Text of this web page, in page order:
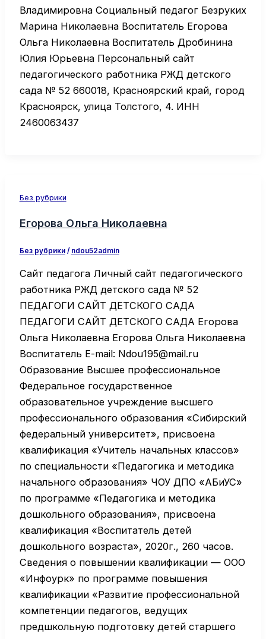
Владимировна Социальный педагог Безруких
Марина Николаевна Воспитатель Егорова
Ольга Николаевна Воспитатель Дробинина
Юлия Юрьевна Персональный сайт
педагогического работника РЖД детского
сада № 52 660018, Красноярский край, город
Красноярск, улица Толстого, 4. ИНН
2460063437
Без рубрики
Егорова Ольга Николаевна
Без рубрики/ ndou52admin
Сайт педагога Личный сайт педагогического
работника РЖД детского сада № 52
ПЕДАГОГИ САЙТ ДЕТСКОГО САДА
ПЕДАГОГИ САЙТ ДЕТСКОГО САДА Егорова
Ольга Николаевна Егорова Ольга Николаевна
Воспитатель E-mail: Ndou195@mail.ru
Образование Высшее профессиональное
Федеральное государственное
образовательное учреждение высшего
профессионального образования «Сибирский
федеральный университет», присвоена
квалификация «Учитель начальных классов»
по специальности «Педагогика и методика
начального образования» ЧОУ ДПО «АБиУС»
по программе «Педагогика и методика
дошкольного образования», присвоена
квалификация «Воспитатель детей
дошкольного возраста», 2020г., 260 часов.
Сведения о повышении квалификации — ООО
«Инфоурк» по программе повышения
квалификации «Развитие профессиональной
компетенции педагогов, ведущих
предшкольную подготовку детей старшего